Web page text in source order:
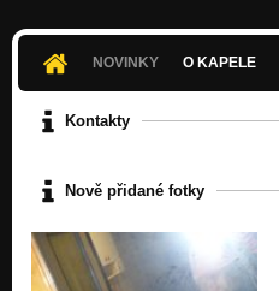
NOVINKY O KAPELE
Kontakty
Nově přidané fotky